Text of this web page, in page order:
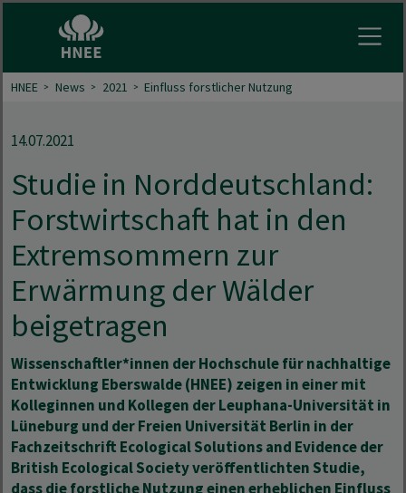
HNEE News 2021 Einfluss forstlicher Nutzung
14.07.2021
Studie in Norddeutschland:
Forstwirtschaft hat in den
Extremsommern zur
Erwärmung der Wälder
beigetragen
Wissenschaftler*innen der Hochschule für nachhaltige
Entwicklung Eberswalde (HNEE) zeigen in einer mit
Kolleginnen und Kollegen der Leuphana-Universität in
Lüneburg und der Freien Universität Berlin in der
Fachzeitschrift Ecological Solutions and Evidence der
British Ecological Society veröffentlichten Studie,
dass die forstliche Nutzung einen erheblichen Einfluss